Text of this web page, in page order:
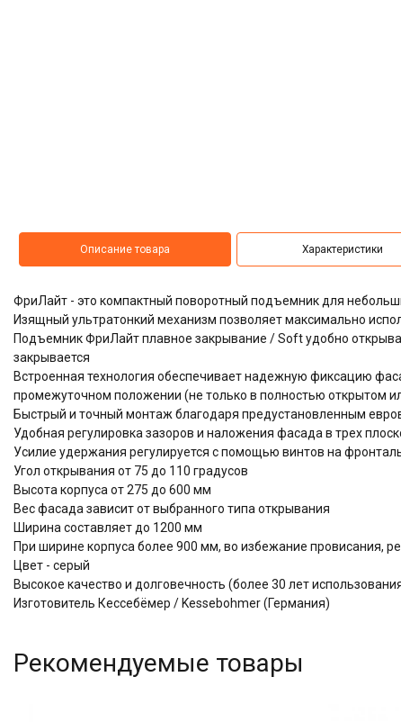
Описание товара Характеристики
ФриЛайт - это компактный поворотный подъемник для
Изящный ультратонкий механизм позволяет максимально
Подъемник ФриЛайт плавное закрывание / Soft удобно
закрывается
Встроенная технология обеспечивает надежную фиксацию
промежуточном положении (не только в полностью открытом
Быстрый и точный монтаж благодаря предустановленным
Удобная регулировка зазоров и наложения фасада в трех
Усилие удержания регулируется с помощью винтов на
Угол открывания от 75 до 110 градусов
Высота корпуса от 275 до 600 мм
Вес фасада зависит от выбранного типа открывания
Ширина составляет до 1200 мм
При ширине корпуса более 900 мм, во избежание провисания,
Цвет - серый
Высокое качество и долговечность (более 30 лет
Изготовитель Кессебёмер / Kessebohmer (Германия)
Рекомендуемые товары